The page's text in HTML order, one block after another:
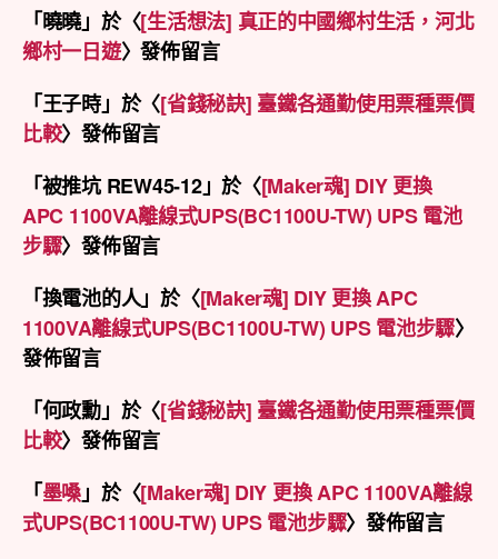
「曉曉」於〈[生活想法] 真正的中國鄉村生活，河北
鄉村一日遊〉發佈留言
「王子時」於〈[省錢秘訣] 臺鐵各通勤使用票種票價
比較〉發佈留言
「被推坑 REW45-12」於〈[Maker魂] DIY 更換
APC 1100VA離線式UPS(BC1100U-TW) UPS 電池
步驟〉發佈留言
「換電池的人」於〈[Maker魂] DIY 更換 APC
1100VA離線式UPS(BC1100U-TW) UPS 電池步驟〉
發佈留言
「何政勳」於〈[省錢秘訣] 臺鐵各通勤使用票種票價
比較〉發佈留言
「墨嗓」於〈[Maker魂] DIY 更換 APC 1100VA離線
式UPS(BC1100U-TW) UPS 電池步驟〉發佈留言